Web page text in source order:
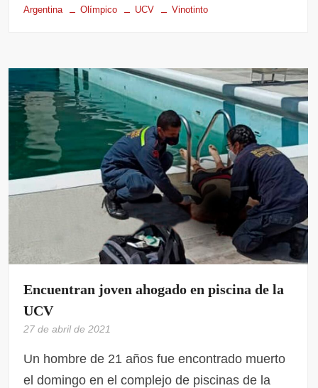
Argentina Olímpico UCV Vinotinto
Encuentran joven ahogado en piscina de la
UCV
27 de abril de 2021
Un hombre de 21 años fue encontrado muerto
el domingo en el complejo de piscinas de la